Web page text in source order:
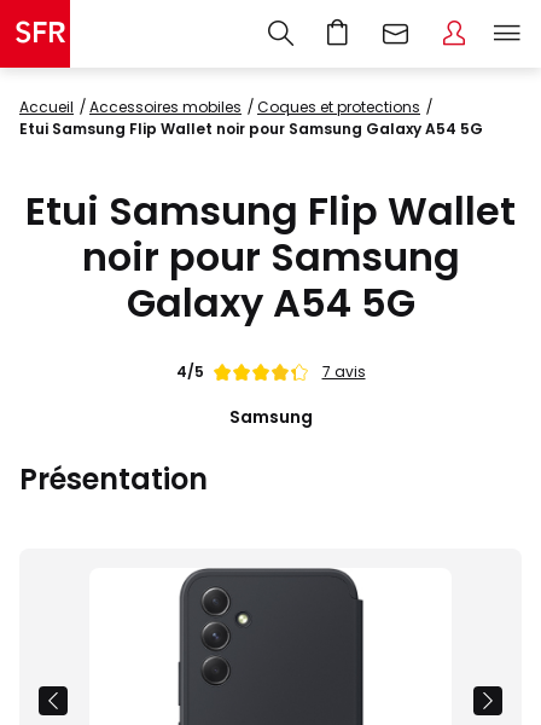
Accueil accessoires mobiles
coques et protections
Etui Samsung Flip Wallet noir pour Samsung Galaxy A54 5G
Etui Samsung Flip Wallet
noir pour Samsung
Galaxy A54 5G
Note
4/5 7 avis
Samsung
Présentation